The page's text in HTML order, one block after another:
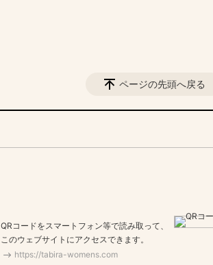
ページの先頭へ戻る
QRコードをスマートフォン等で読み取って、
このウェブサイトにアクセスできます。
https://tabira-womens.com